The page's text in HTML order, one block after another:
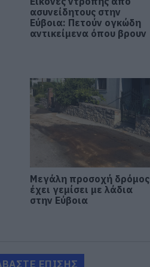
ασυνείδητους στην
Εύβοια: Πετούν ογκώδη
αντικείμενα όπου βρουν
Μεγάλη προσοχή δρόμος
έχει γεμίσει με λάδια
στην Εύβοια
ΕΠΙΣΗΣ